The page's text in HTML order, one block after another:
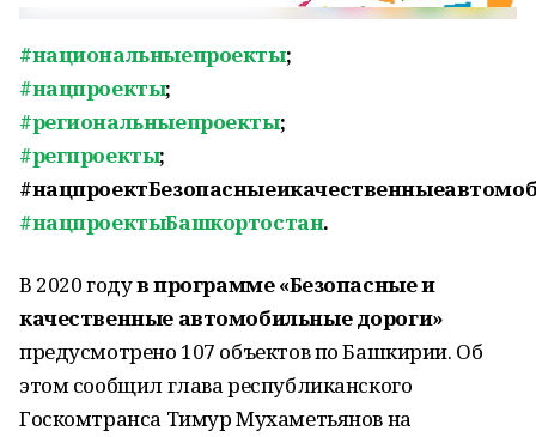
#национальныепроекты;
#нацпроекты;
#региональныепроекты;
#регпроекты;
#нацпроектыБашкортостан.
В 2020 годув программе «Безопасные и
качественные автомобильные дороги»
предусмотрено 107 объектов по Башкирии. Об
этом сообщил глава республиканского
Госкомтранса Тимур Мухаметьянов на